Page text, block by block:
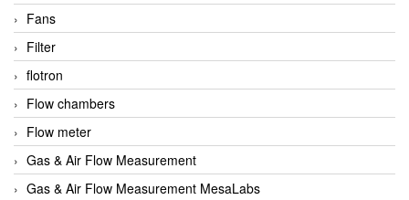
Apiste
APLISENS VietNam
Apollo Fire
Appleton
AQ Matic
Aqualabo Vietnam
Aquametro
Fans
Filter
flotron
Flow chambers
Flow meter
Gas & Air Flow Measurement
Gas & Air Flow Measurement MesaLabs